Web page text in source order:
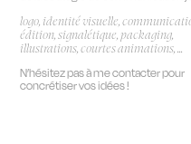
logo, identité visuelle,
édition, signalétique, packaging,
illustrations, courtes animations, ...
N’hésitez pas à me contacter pour
concrétiser vos idées !